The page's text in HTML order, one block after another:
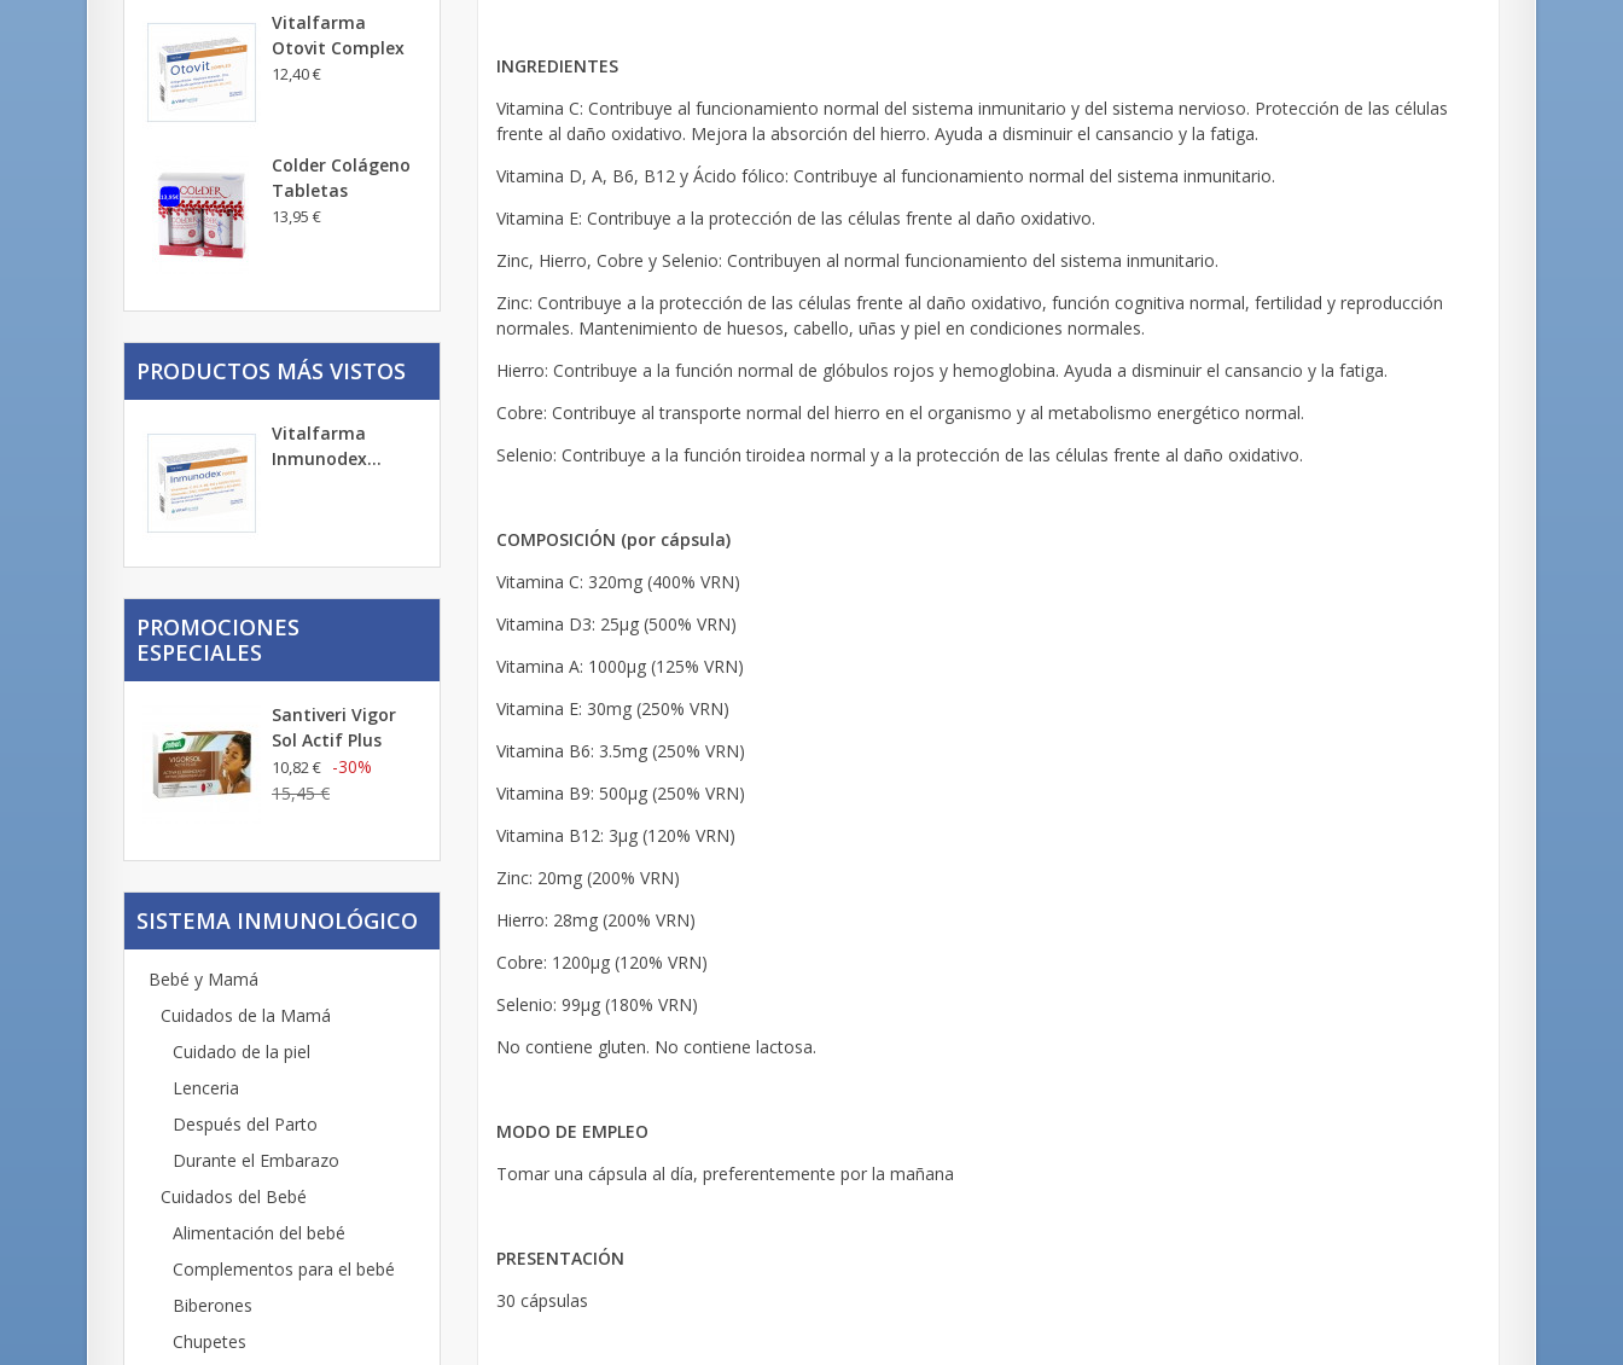
Vitalfarma
Otovit Complex
12,40 €
Colder Colágeno
Tabletas
13,95 €
PRODUCTOS MÁS VISTOS
Vitalfarma
Inmunodex...
PROMOCIONES
ESPECIALES
Santiveri Vigor
Sol Actif Plus
10,82 € -30%
15,45 €
SISTEMA INMUNOLÓGICO
Bebé y Mamá
Cuidados de la Mamá
Cuidado de la piel
Lenceria
Después del Parto
Durante el Embarazo
Cuidados del Bebé
Alimentación del bebé
Complementos para el bebé
Biberones
Chupetes
INGREDIENTES
Vitamina C: Contribuye al funcionamiento normal del sistema inmunitario y del sistema nervioso. Protección de las células
frente al daño oxidativo. Mejora la absorción del hierro. Ayuda a disminuir el cansancio y la fatiga.
Vitamina D, A, B6, B12 y Ácido fólico: Contribuye al funcionamiento normal del sistema inmunitario.
Vitamina E: Contribuye a la protección de las células frente al daño oxidativo.
Zinc, Hierro, Cobre y Selenio: Contribuyen al normal funcionamiento del sistema inmunitario.
Zinc: Contribuye a la protección de las células frente al daño oxidativo, función cognitiva normal, fertilidad y reproducción
normales. Mantenimiento de huesos, cabello, uñas y piel en condiciones normales.
Hierro: Contribuye a la función normal de glóbulos rojos y hemoglobina. Ayuda a disminuir el cansancio y la fatiga.
Cobre: Contribuye al transporte normal del hierro en el organismo y al metabolismo energético normal.
Selenio: Contribuye a la función tiroidea normal y a la protección de las células frente al daño oxidativo.
COMPOSICIÓN (por cápsula)
Vitamina C: 320mg (400% VRN)
Vitamina D3: 25µg (500% VRN)
Vitamina A: 1000µg (125% VRN)
Vitamina E: 30mg (250% VRN)
Vitamina B6: 3.5mg (250% VRN)
Vitamina B9: 500µg (250% VRN)
Vitamina B12: 3µg (120% VRN)
Zinc: 20mg (200% VRN)
Hierro: 28mg (200% VRN)
Cobre: 1200µg (120% VRN)
Selenio: 99µg (180% VRN)
No contiene gluten. No contiene lactosa.
MODO DE EMPLEO
Tomar una cápsula al día, preferentemente por la mañana
PRESENTACIÓN
30 cápsulas